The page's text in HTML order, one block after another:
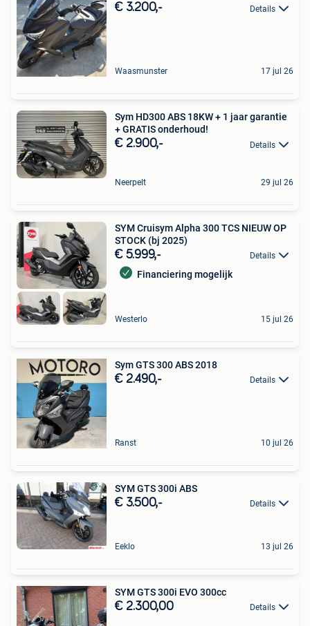
€ 3.200,- Details
Waasmunster 17 jul 26
Sym HD300 ABS 18KW + 1 jaar garantie
+ GRATIS onderhoud!
€ 2.900,- Details
Neerpelt 29 jul 26
SYM Cruisym Alpha 300 TCS NIEUW OP
STOCK (bj 2025)
€ 5.999,- Details
Financiering mogelijk
Westerlo 15 jul 26
Sym GTS 300 ABS 2018
€ 2.490,- Details
Ranst 10 jul 26
SYM GTS 300i ABS
€ 3.500,- Details
Eeklo 13 jul 26
SYM GTS 300i EVO 300cc
€ 2.300,00 Details